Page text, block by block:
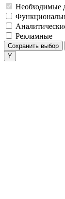
Необходимые
Рекламные
Сохранить выбор